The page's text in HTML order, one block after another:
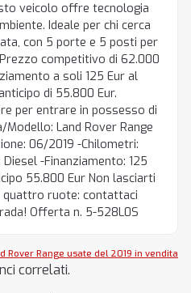
veicolo offre tecnologia
Ideale per chi cerca
con 5 porte e 5 posti per
competitivo di 62.000
a soli 125 Eur al
di 55.800 Eur.
per entrare in possesso di
Land Rover Range
06/2019 -Chilometri:
-Finanziamento: 125
55.800 Eur Non lasciarti
ruote: contattaci
Offerta n. 5-528L0S
Rover Range usate del 2019 in vendita
correlati.